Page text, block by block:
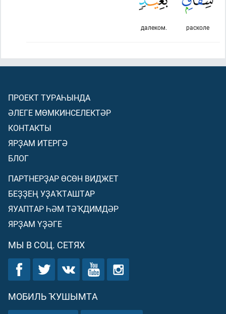
расколе
далеком.
ПРОЕКТ ТУРАҺЫНДА
ӘЛЕГЕ МӨМКИНСЕЛЕКТӘР
КОНТАКТЫ
ЯРҘАМ ИТЕРГӘ
БЛОГ
ПАРТНЕРҘАР ӨСӨН ВИДЖЕТ
БЕҘҘЕҢ УҘАҠТАШТАР
ЯУАПТАР ҺӘМ ТӘҠДИМДӘР
ЯРҘАМ ҮҘӘГЕ
МЫ В СОЦ. СЕТЯХ
МОБИЛЬ ҠУШЫМТА